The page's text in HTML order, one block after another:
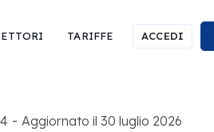
TARIFFE ACCEDI
- Aggiornato il 30 luglio 2026